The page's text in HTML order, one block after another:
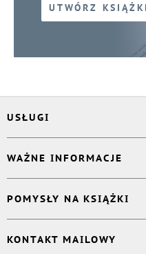
UTWÓRZ
USŁUGI
Korektor
Projektant okładki
Druk Twojej książki
Publikacja
WAŻNE INFORMACJE
Książki Ridero
Pomoc
Polityka prywatności
POMYSŁY NA KSIĄŻKI
Dzienniczek malucha
KONTAKT MAILOWY